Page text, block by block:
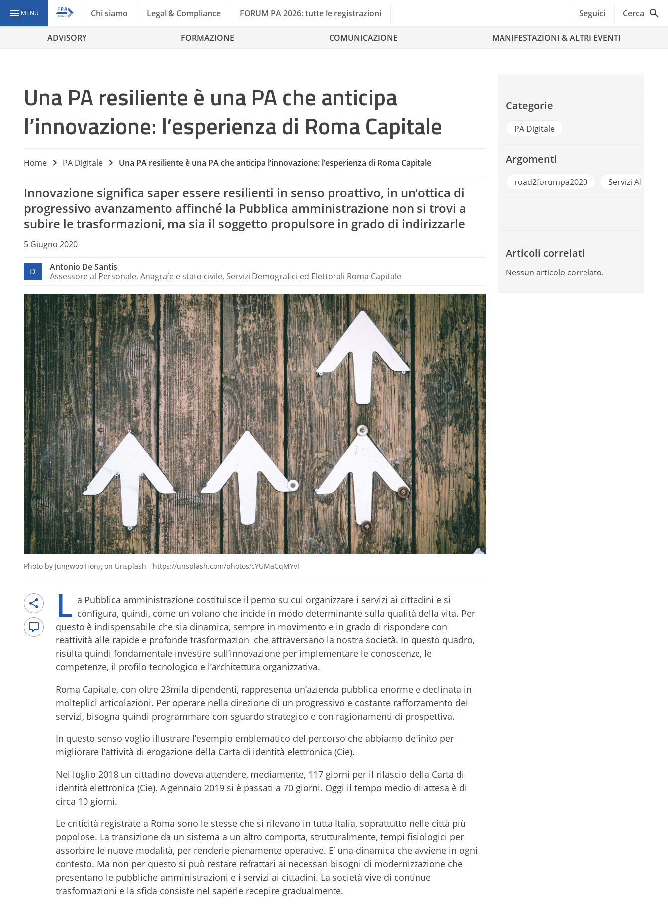
MENU Chi siamo Legal & Compliance FORUM PA 2026: tutte le registrazioni Seguici Cerca
ADVISORY FORMAZIONE COMUNICAZIONE MANIFESTAZIONI & ALTRI EVENTI
Una PA resiliente è una PA che anticipa
l’innovazione: l’esperienza di Roma Capitale
Home PA Digitale Una PA resiliente è una PA che anticipa l’innovazione: l’esperienza di Roma Capitale
Innovazione significa saper essere resilienti in senso proattivo, in un’ottica di
progressivo avanzamento affinché la Pubblica amministrazione non si trovi a
subire le trasformazioni, ma sia il soggetto propulsore in grado di indirizzarle
5 Giugno 2020
D
Antonio De Santis
Assessore al Personale, Anagrafe e stato civile, Servizi Demografici ed Elettorali Roma Capitale
Photo by Jungwoo Hong on Unsplash - https://unsplash.com/photos/cYUMaCqMYvI
L a Pubblica amministrazione costituisce il perno su cui organizzare i servizi ai cittadini e si
configura, quindi, come un volano che incide in modo determinante sulla qualità della vita. Per
questo è indispensabile che sia dinamica, sempre in movimento e in grado di rispondere con
reattività alle rapide e profonde trasformazioni che attraversano la nostra società. In questo quadro,
risulta quindi fondamentale investire sull’innovazione per implementare le conoscenze, le
competenze, il profilo tecnologico e l’architettura organizzativa.
Roma Capitale, con oltre 23mila dipendenti, rappresenta un’azienda pubblica enorme e declinata in
molteplici articolazioni. Per operare nella direzione di un progressivo e costante rafforzamento dei
servizi, bisogna quindi programmare con sguardo strategico e con ragionamenti di prospettiva.
In questo senso voglio illustrare l’esempio emblematico del percorso che abbiamo definito per
migliorare l’attività di erogazione della Carta di identità elettronica (Cie).
Nel luglio 2018 un cittadino doveva attendere, mediamente, 117 giorni per il rilascio della Carta di
identità elettronica (Cie). A gennaio 2019 si è passati a 70 giorni. Oggi il tempo medio di attesa è di
circa 10 giorni.
Le criticità registrate a Roma sono le stesse che si rilevano in tutta Italia, soprattutto nelle città più
popolose. La transizione da un sistema a un altro comporta, strutturalmente, tempi fisiologici per
assorbire le nuove modalità, per renderle pienamente operative. E’ una dinamica che avviene in ogni
contesto. Ma non per questo si può restare refrattari ai necessari bisogni di modernizzazione che
presentano le pubbliche amministrazioni e i servizi ai cittadini. La società vive di continue
trasformazioni e la sfida consiste nel saperle recepire gradualmente.
Categorie
PA Digitale
Argomenti
road2forumpa2020 Servizi Al Cittadino
Articoli correlati
Nessun articolo correlato.